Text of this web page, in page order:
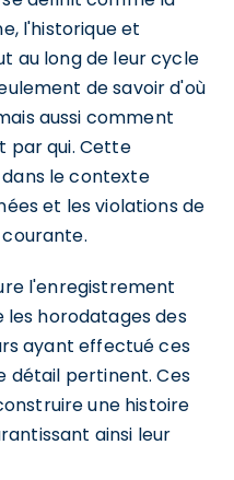
l'historique et
au long de leur cycle
de savoir d'où
aussi comment
par qui. Cette
le contexte
et les violations de
l'enregistrement
horodatages des
ayant effectué ces
détail pertinent. Ces
une histoire
ainsi leur